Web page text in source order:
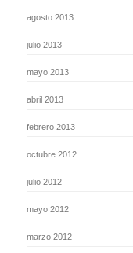
agosto 2013
julio 2013
mayo 2013
abril 2013
febrero 2013
octubre 2012
julio 2012
mayo 2012
marzo 2012